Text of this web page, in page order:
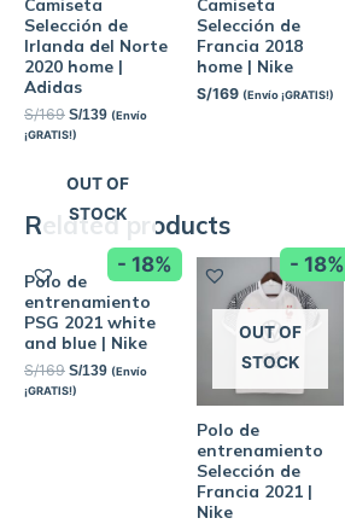
Camiseta
Selección de
Irlanda del Norte
2020 home |
Adidas
S/169 S/139 (Envío
¡GRATIS!)
Camiseta
Selección de
Francia 2018
home | Nike
S/169 (Envío ¡GRATIS!)
Related products
- 18%
OUT OF
STOCK
Polo de
entrenamiento
PSG 2021 white
and blue | Nike
S/169 S/139 (Envío
¡GRATIS!)
- 18%
OUT OF
STOCK
Polo de
entrenamiento
Selección de
Francia 2021 |
Nike